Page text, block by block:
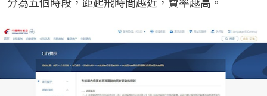
分為五個時段，距起飛時間越近，費率越高。